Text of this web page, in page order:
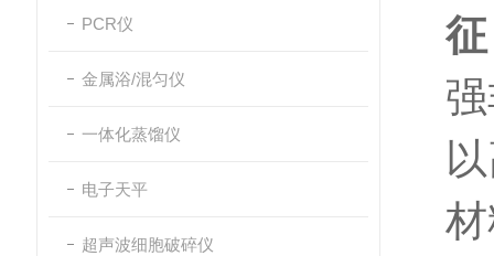
PCR仪
金属浴/混匀仪
一体化蒸馏仪
电子天平
超声波细胞破碎仪